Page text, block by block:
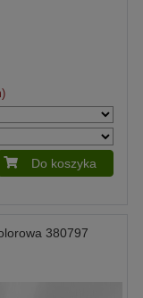
Do koszyka
380797